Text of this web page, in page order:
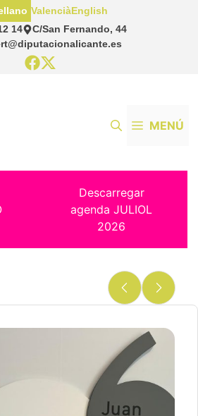
14
C/San Fernando, 44
ValenciàEnglish
MENÚ
Descarregar
agenda JULIOL
2026